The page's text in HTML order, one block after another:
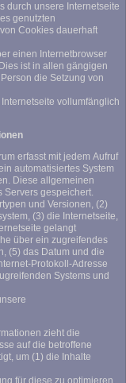
durch unsere Internetseite
genutzten
Cookies dauerhaft
einen Internetbrowser
ist in allen gängigen
die Setzung von
vollumfänglich
erfasst mit jedem Aufruf
automatisiertes System
Diese allgemeinen
Servers gespeichert.
und Versionen, (2)
(3) die Internetseite,
gelangt
über ein zugreifendes
(5) das Datum und die
Protokoll-Adresse
Systems und
zieht die
auf die betroffene
um (1) die Inhalte
für diese zu optimieren,